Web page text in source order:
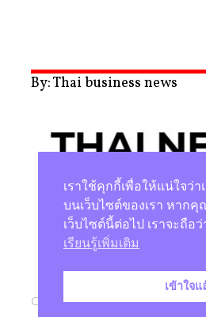
By: Thai business news
นโยบายความเป็นส่วนตัว
Copyright © 2026 |Studio Magenta
เราใช้คุกกี้เพื่อให้แน่ใจว่
บนเว็บไซต์ของเรา หาก
เว็บไซต์นี้ต่อไป เราจะถื
เรียนรู้เพิ่มเติม
เข้าใจแ